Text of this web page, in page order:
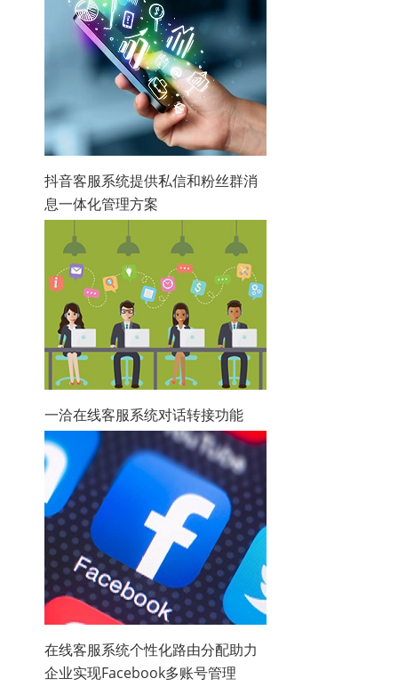
抖音客服系统提供私信和粉丝群消
息一体化管理方案
一洽在线客服系统对话转接功能
在线客服系统个性化路由分配助力
企业实现Facebook多账号管理